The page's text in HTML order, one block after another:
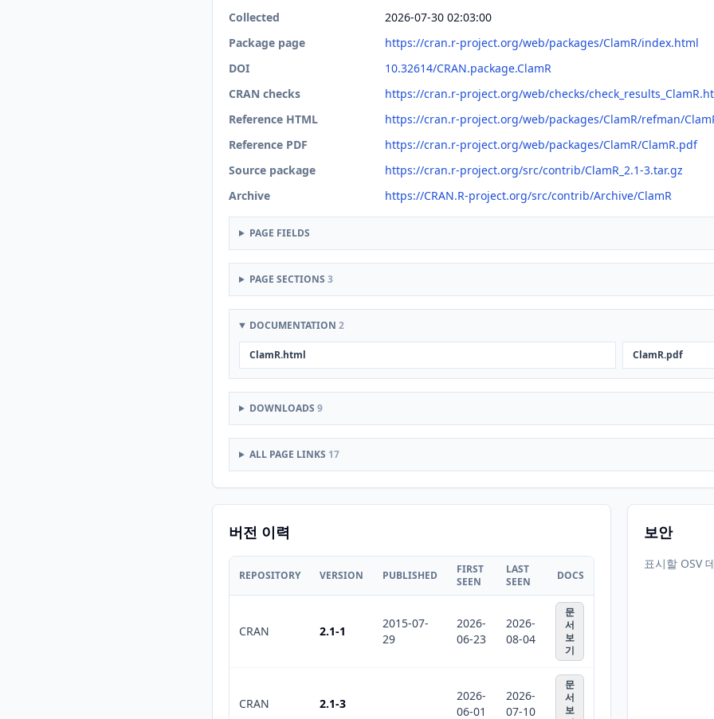
Collected
2026-07-30 02:03:00
Package page
https://cran.r-project.org/web/packages/ClamR/index.html
DOI
10.32614/CRAN.package.ClamR
CRAN checks
https://cran.r-project.org/web/checks/
Reference HTML
https://cran.r-project.org/web/packages/ClamR/refman/
Reference PDF
https://cran.r-project.org/web/packages/ClamR/ClamR.pdf
Source package
https://cran.r-project.org/src/contrib/ClamR_2.1-3.tar.gz
Archive
https://CRAN.R-project.org/src/contrib/Archive/ClamR
PAGE FIELDS
PAGE SECTIONS 3
DOCUMENTATION 2
ClamR.html ClamR.pdf
DOWNLOADS 9
ALL PAGE LINKS 17
버전 이력
REPOSITORY VERSION PUBLISHED
FIRST
SEEN
LAST
SEEN
DOCS
CRAN 2.1-1
2015-07-
29
2026-
06-23
2026-
08-04
문
서
보
기
CRAN 2.1-3
2026-
06-01
2026-
07-10
문
서
보
보안
표시할 OSV